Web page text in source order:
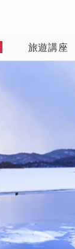
旅遊講座